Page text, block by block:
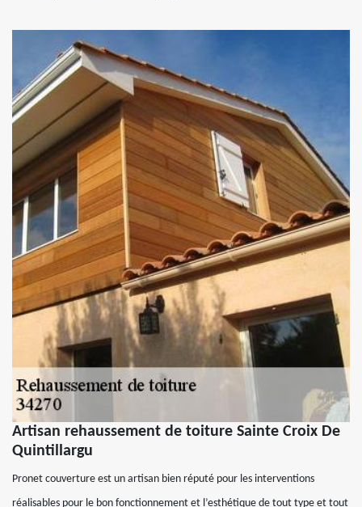
Artisan rehaussement de toiture Sainte Croix De
Quintillargu
Pronet couverture est un artisan bien réputé pour les interventions
réalisables pour le bon fonctionnement et l’esthétique de tout type et tout